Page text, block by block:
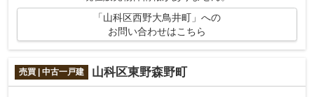
「山科区西野大鳥井町」への
お問い合わせはこちら
売買 | 中古一戸建 山科区東野森野町